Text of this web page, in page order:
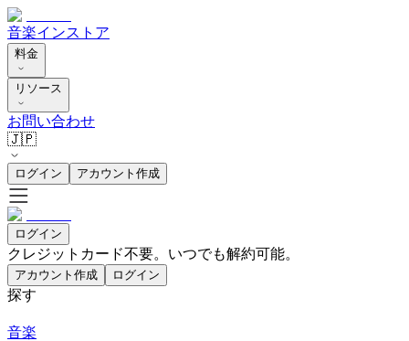
音楽インストア
料金
リソース
お問い合わせ
🇯🇵
ログイン アカウント作成
ログイン
クレジットカード不要。いつでも解約可能。
アカウント作成 ログイン
探す
音楽